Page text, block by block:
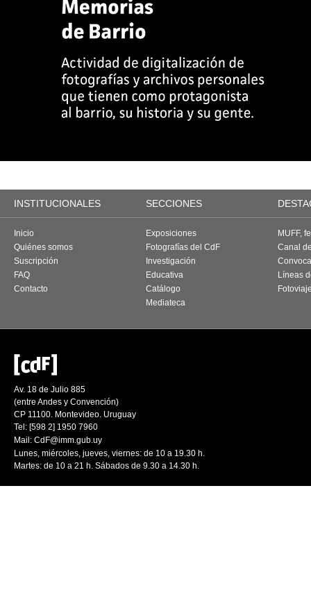
INSTITUCIONALES SECCIONES
Inicio
Quiénes somos
Suscripción
FAQ
Contacto
Exposiciones
Fotografías del CdF
Investigación
Educativa
Catálogo
Mediateca
MUFF,
Canal
Líneas
Av. 18 de Julio 885
(entre Andes y Convención)
CP 11100. Montevideo. Uruguay
Tel: [598 2] 1950 7960
Mail: CdF@imm.gub.uy
Lunes, miércoles, jueves, viernes: de 10 a 19.30 h.
Martes: de 10 a 21 h. Sábados de 9.30 a 14.30 h.